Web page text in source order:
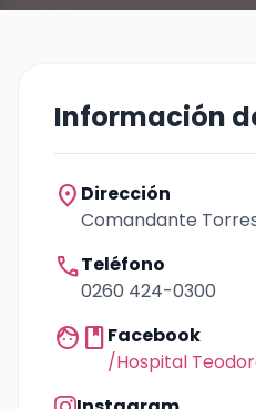
Información
location_on Dirección
Comandante
callTeléfono
0260 424-0300
facebookFacebook
/Hospital